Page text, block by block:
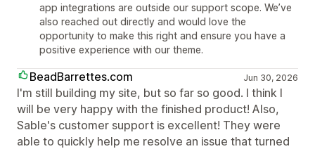
app integrations are outside our support scope. We’ve
also reached out directly and would love the
opportunity to make this right and ensure you have a
positive experience with our theme.
BeadBarrettes.com Jun 30, 2026
I'm still building my site, but so far so good. I think I
will be very happy with the finished product! Also,
Sable's customer support is excellent! They were
able to quickly help me resolve an issue that turned